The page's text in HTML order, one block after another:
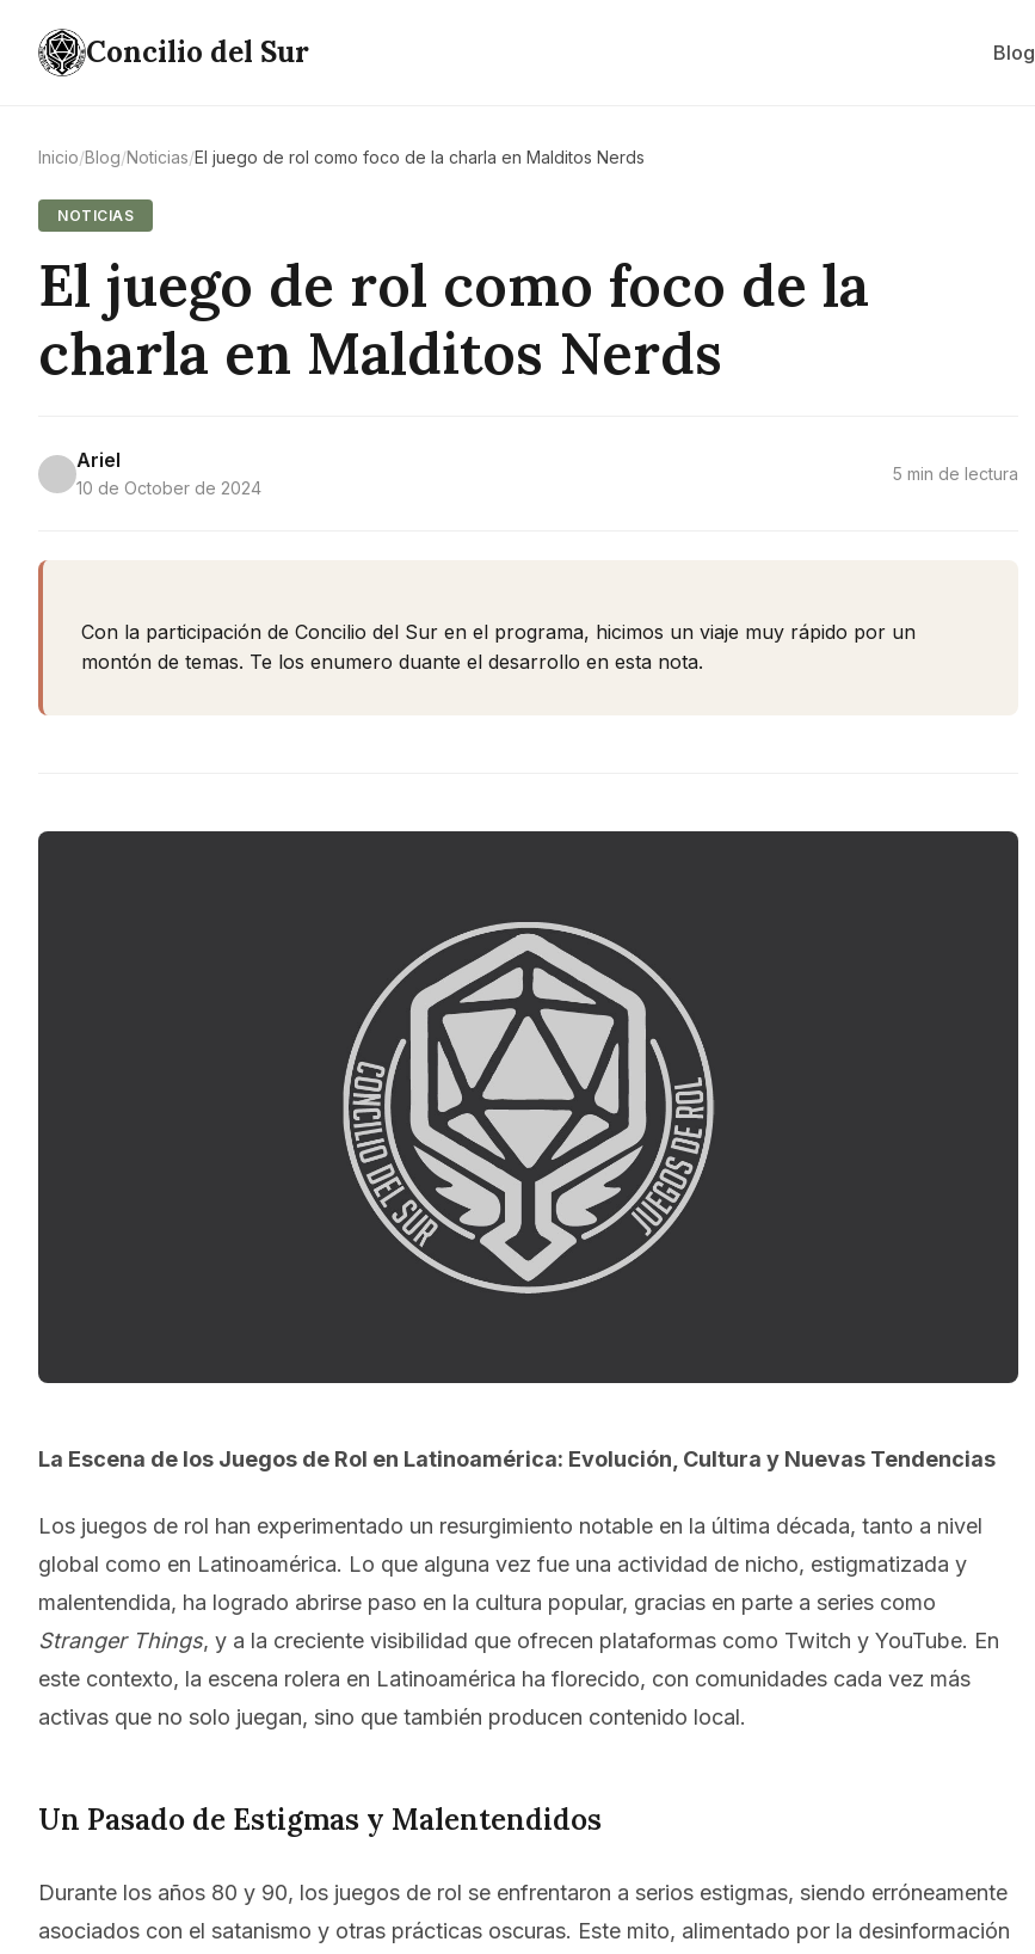
Concilio del Sur Blog
Inicio/Blog/Noticias/El juego de rol como foco de la charla en Malditos Nerds
NOTICIAS
El juego de rol como foco de la
charla en Malditos Nerds
Ariel
10 de October de 2024
5 min de lectura
Con la participación de Concilio del Sur en el programa, hicimos un viaje muy rápido por un
montón de temas. Te los enumero duante el desarrollo en esta nota.
La Escena de los Juegos de Rol en Latinoamérica: Evolución, Cultura y Nuevas Tendencias
Los juegos de rol han experimentado un resurgimiento notable en la última década, tanto a nivel
global como en Latinoamérica. Lo que alguna vez fue una actividad de nicho, estigmatizada y
malentendida, ha logrado abrirse paso en la cultura popular, gracias en parte a series como
Stranger Things, y a la creciente visibilidad que ofrecen plataformas como Twitch y YouTube. En
este contexto, la escena rolera en Latinoamérica ha florecido, con comunidades cada vez más
activas que no solo juegan, sino que también producen contenido local.
Un Pasado de Estigmas y Malentendidos
Durante los años 80 y 90, los juegos de rol se enfrentaron a serios estigmas, siendo erróneamente
asociados con el satanismo y otras prácticas oscuras. Este mito, alimentado por la desinformación